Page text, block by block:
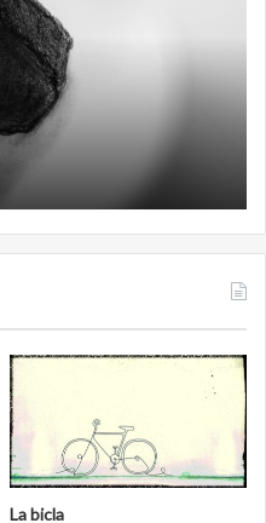
La bicla